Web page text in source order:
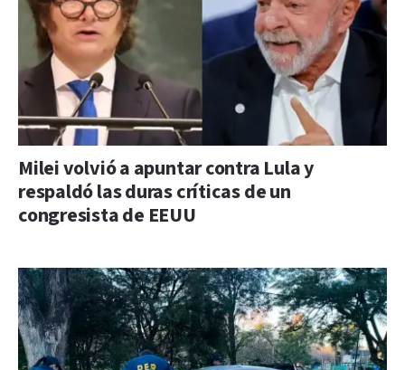
Milei volvió a apuntar contra Lula y
respaldó las duras críticas de un
congresista de EEUU